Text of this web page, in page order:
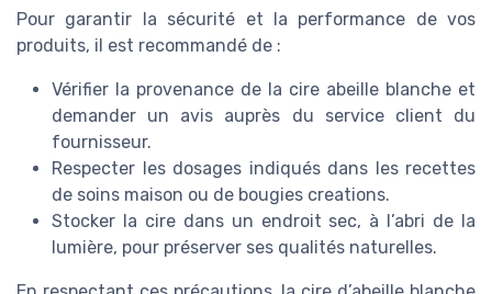
Pour garantir la sécurité et la performance de vos
produits, il est recommandé de :
Vérifier la provenance de la cire abeille blanche et
demander un avis auprès du service client du
fournisseur.
Respecter les dosages indiqués dans les recettes
de soins maison ou de bougies creations.
Stocker la cire dans un endroit sec, à l’abri de la
lumière, pour préserver ses qualités naturelles.